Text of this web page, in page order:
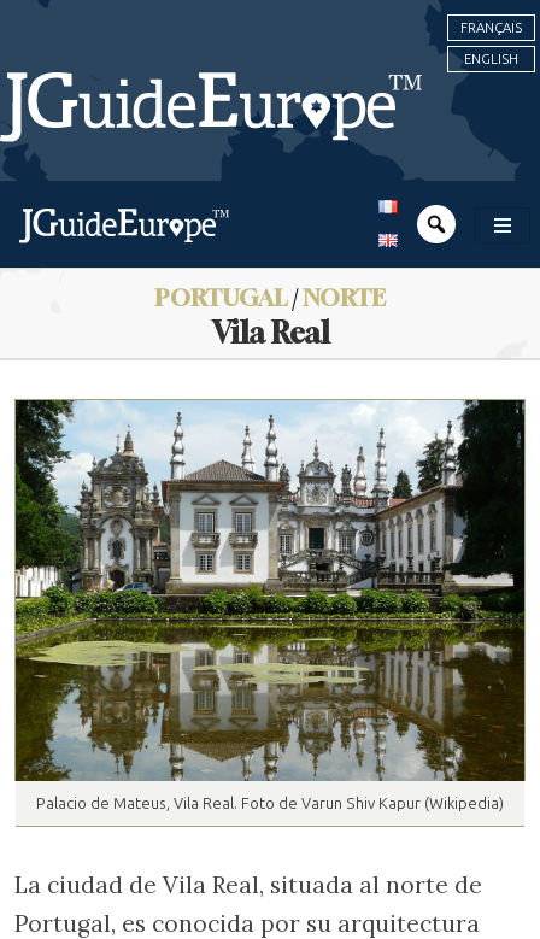
FRANÇAIS
ENGLISH
PORTUGAL/NORTE
Vila Real
Palacio de Mateus, Vila Real. Foto de Varun Shiv Kapur (Wikipedia)
La ciudad de Vila Real, situada al norte de
Portugal, es conocida por su arquitectura